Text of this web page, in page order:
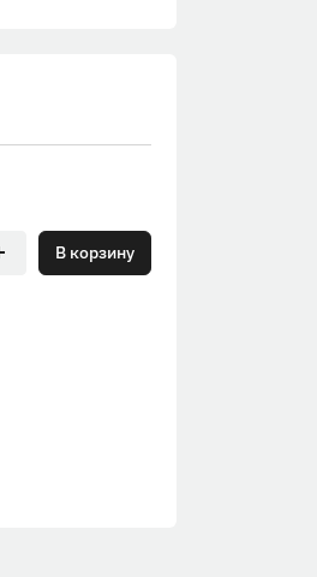
В корзину